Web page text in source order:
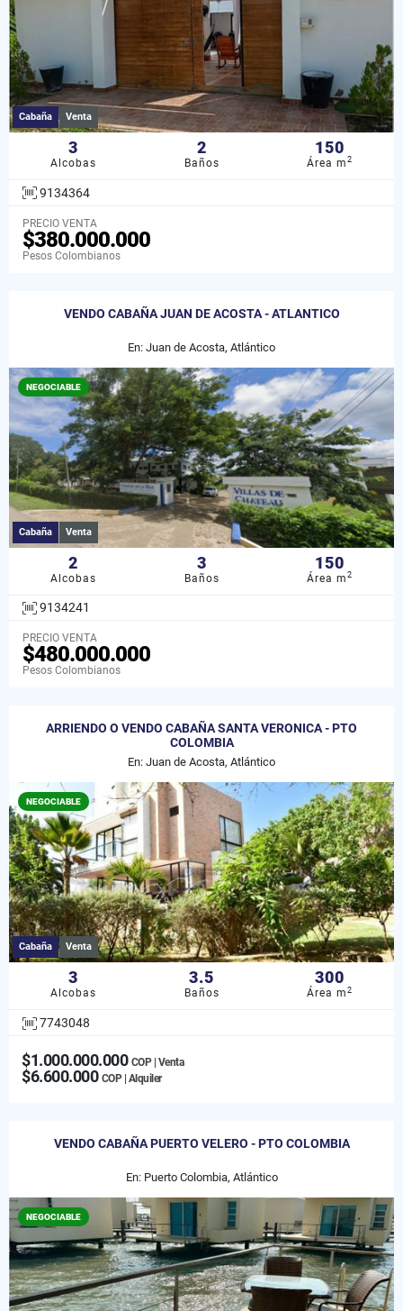
Cabaña Venta
3
Alcobas
2
Baños
150
Área m2
9134364
PRECIO VENTA
$380.000.000
Pesos Colombianos
VENDO CABAÑA JUAN DE ACOSTA - ATLANTICO
En: Juan de Acosta, Atlántico
NEGOCIABLE
Cabaña Venta
2
Alcobas
3
Baños
150
Área m2
9134241
PRECIO VENTA
$480.000.000
Pesos Colombianos
ARRIENDO O VENDO CABAÑA SANTA VERONICA - PTO
COLOMBIA
En: Juan de Acosta, Atlántico
NEGOCIABLE
Cabaña Venta
3
Alcobas
3.5
Baños
300
Área m2
7743048
$1.000.000.000 COP | Venta
$6.600.000 COP | Alquiler
VENDO CABAÑA PUERTO VELERO - PTO COLOMBIA
En: Puerto Colombia, Atlántico
NEGOCIABLE